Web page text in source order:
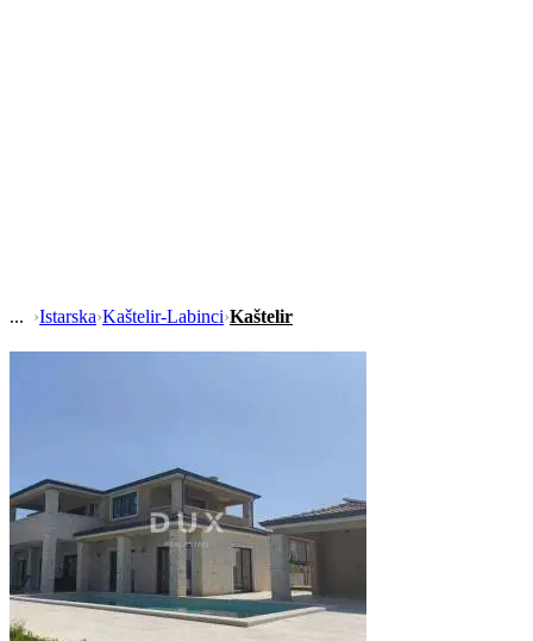
›Istarska›Kaštelir-Labinci›Kaštelir